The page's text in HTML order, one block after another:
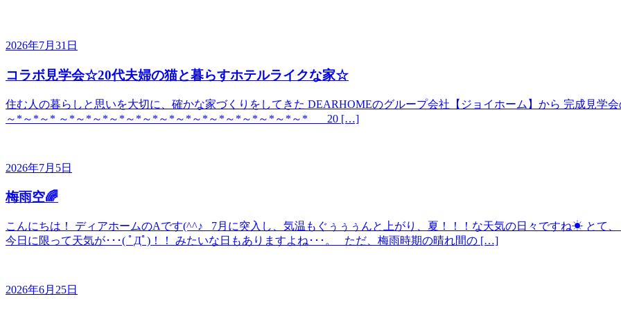
2026年7月31日
コラボ見学会☆20代夫婦の猫と暮らすホテルライクな家☆
住む人の暮らしと思いを大切に、確かな家づくりをしてきた DEARHOMEのグループ会社【ジョイホーム】から 完成見
～*～*～* ～*～*～*～*～*～*～*～*～*～*～*～*～*～*～* 20 […]
2026年7月5日
梅雨空🌈
こんにちは！ ディアホームのAです(^^♪ 7月に突入し、気温もぐぅぅぅんと上がり、夏！！！な天気の日々ですね☀ とて
今日に限って天気が･･･( ﾟДﾟ)！！ みたいな日もありますよね･･･。 ただ、梅雨時期の晴れ間の […]
2026年6月25日